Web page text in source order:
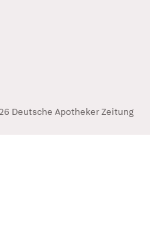
Deutsche Apotheker Zeitung